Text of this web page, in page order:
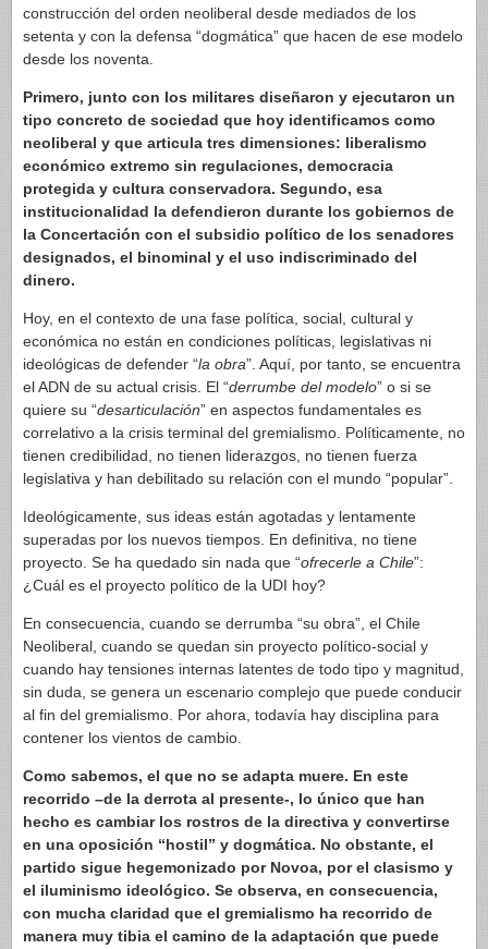
construcción del orden neoliberal desde mediados de los
setenta y con la defensa “dogmática” que hacen de ese modelo
desde los noventa.
Primero, junto con los militares diseñaron y ejecutaron un
tipo concreto de sociedad que hoy identificamos como
neoliberal y que articula tres dimensiones: liberalismo
económico extremo sin regulaciones, democracia
protegida y cultura conservadora. Segundo, esa
institucionalidad la defendieron durante los gobiernos de
la Concertación con el subsidio político de los senadores
designados, el binominal y el uso indiscriminado del
dinero.
Hoy, en el contexto de una fase política, social, cultural y
económica no están en condiciones políticas, legislativas ni
ideológicas de defender “la obra”. Aquí, por tanto, se encuentra
el ADN de su actual crisis. El “derrumbe del modelo” o si se
quiere su “desarticulación” en aspectos fundamentales es
correlativo a la crisis terminal del gremialismo. Políticamente, no
tienen credibilidad, no tienen liderazgos, no tienen fuerza
legislativa y han debilitado su relación con el mundo “popular”.
Ideológicamente, sus ideas están agotadas y lentamente
superadas por los nuevos tiempos. En definitiva, no tiene
proyecto. Se ha quedado sin nada que “ofrecerle a Chile”:
¿Cuál es el proyecto político de la UDI hoy?
En consecuencia, cuando se derrumba “su obra”, el Chile
Neoliberal, cuando se quedan sin proyecto político-social y
cuando hay tensiones internas latentes de todo tipo y magnitud,
sin duda, se genera un escenario complejo que puede conducir
al fin del gremialismo. Por ahora, todavía hay disciplina para
contener los vientos de cambio.
Como sabemos, el que no se adapta muere. En este
recorrido –de la derrota al presente-, lo único que han
hecho es cambiar los rostros de la directiva y convertirse
en una oposición “hostil” y dogmática. No obstante, el
partido sigue hegemonizado por Novoa, por el clasismo y
el iluminismo ideológico. Se observa, en consecuencia,
con mucha claridad que el gremialismo ha recorrido de
manera muy tibia el camino de la adaptación que puede